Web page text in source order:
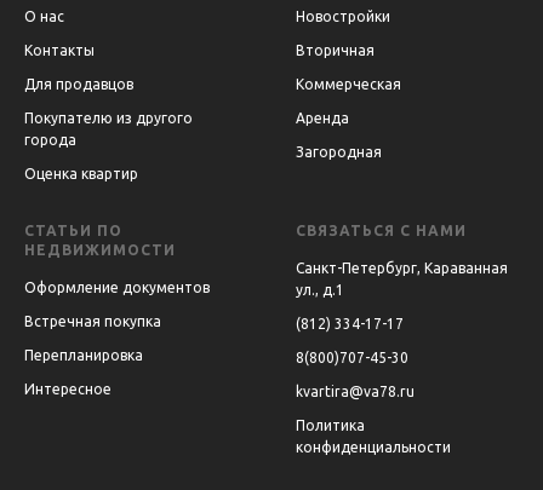
О нас
Контакты
Для продавцов
Покупателю из другого
города
Оценка квартир
Новостройки
Вторичная
Коммерческая
Аренда
Загородная
СТАТЬИ ПО
НЕДВИЖИМОСТИ
Оформление документов
Встречная покупка
Перепланировка
Интересное
СВЯЗАТЬСЯ С НАМИ
Санкт-Петербург, Караванная
ул., д.1
(812) 334-17-17
8(800)707-45-30
kvartira@va78.ru
Политика
конфиденциальности